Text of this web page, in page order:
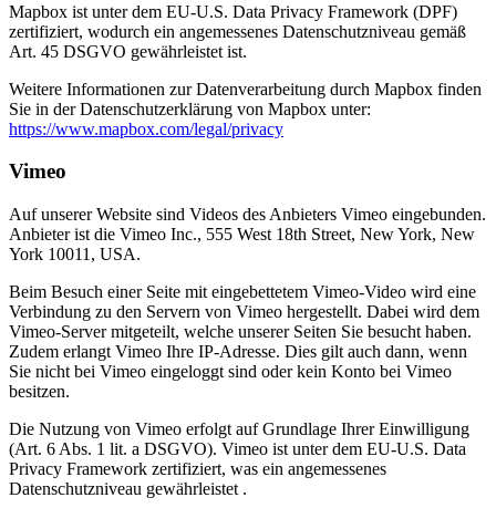
Mapbox ist unter dem EU-U.S. Data Privacy Framework (DPF)
zertifiziert, wodurch ein angemessenes Datenschutzniveau gemäß
Art. 45 DSGVO gewährleistet ist.
Weitere Informationen zur Datenverarbeitung durch Mapbox finden
Sie in der Datenschutzerklärung von Mapbox unter:
https://www.mapbox.com/legal/privacy
Vimeo
Auf unserer Website sind Videos des Anbieters Vimeo eingebunden.
Anbieter ist die Vimeo Inc., 555 West 18th Street, New York, New
York 10011, USA.
Beim Besuch einer Seite mit eingebettetem Vimeo-Video wird eine
Verbindung zu den Servern von Vimeo hergestellt. Dabei wird dem
Vimeo-Server mitgeteilt, welche unserer Seiten Sie besucht haben.
Zudem erlangt Vimeo Ihre IP-Adresse. Dies gilt auch dann, wenn
Sie nicht bei Vimeo eingeloggt sind oder kein Konto bei Vimeo
besitzen.
Die Nutzung von Vimeo erfolgt auf Grundlage Ihrer Einwilligung
(Art. 6 Abs. 1 lit. a DSGVO). Vimeo ist unter dem EU-U.S. Data
Privacy Framework zertifiziert, was ein angemessenes
Datenschutzniveau gewährleistet .